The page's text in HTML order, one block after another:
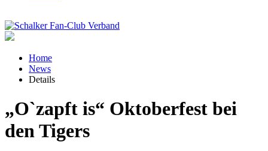
Home
News
Details
„O`zapft is“ Oktoberfest bei
den Tigers